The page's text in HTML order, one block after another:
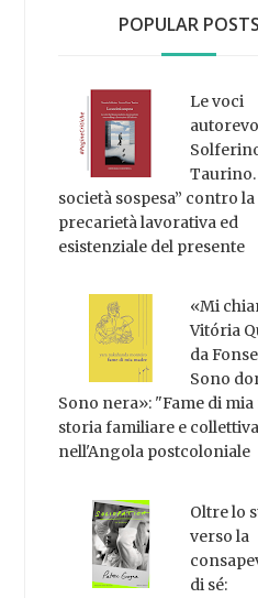
POPULAR POSTS
Le voci
Taurino.
società sospesa” contro la
precarietà lavorativa ed
esistenziale del presente
«Mi
Vitória
da
Sono
Sono nera»: "Fame di mia
storia familiare e collettiva
nell'Angola postcoloniale
Oltre lo
verso la
di sé: